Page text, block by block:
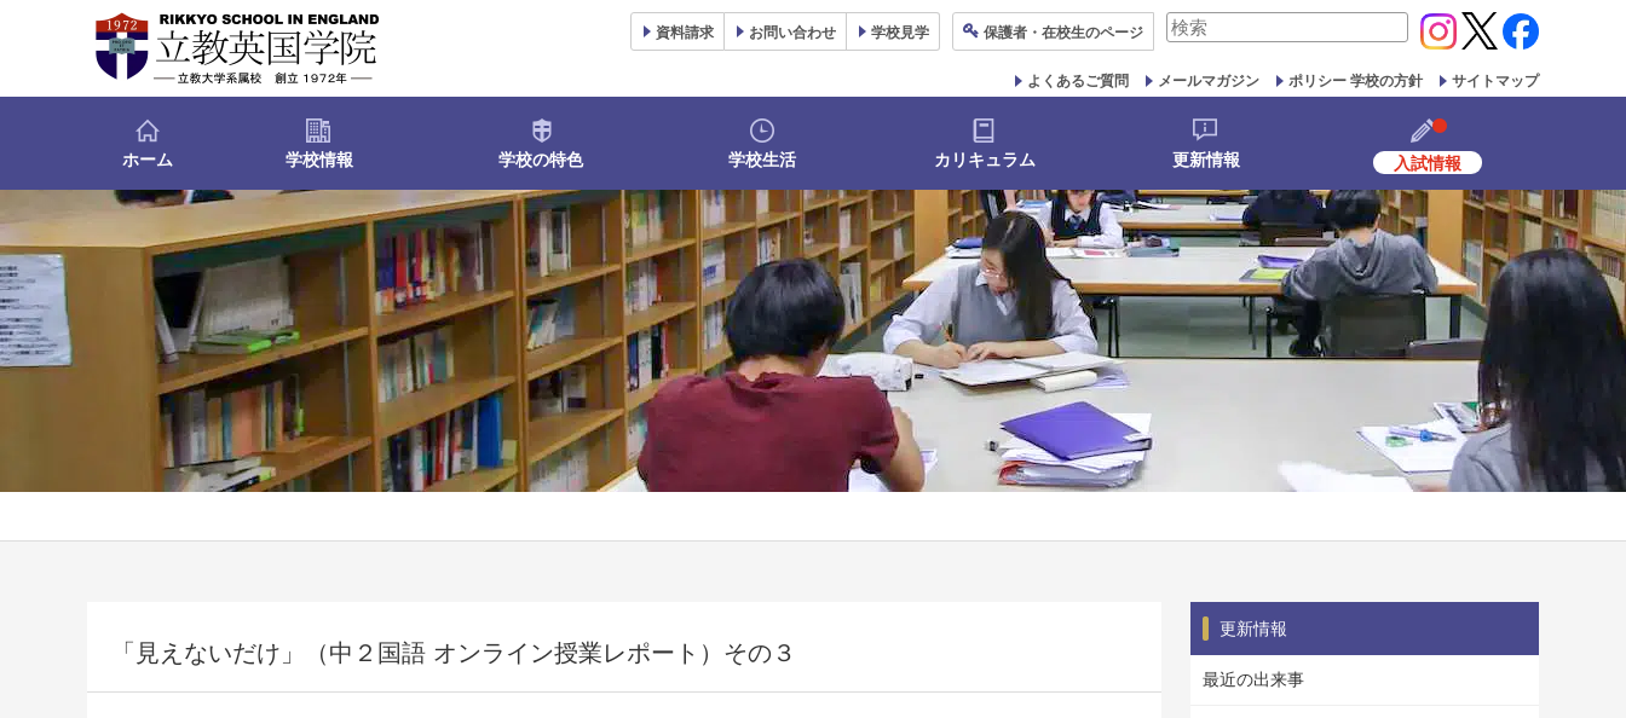
資料請求 お問い合わせ 学校見学 保護者 ・在校生のページ
検
対
象:
よくあるご質問 メールマガジン ポリシー 学校の方針 サイトマップ
ホーム 学校情報 学校の特色 学校生活 カリキュラム 更新情報 入試情報
「見えないだけ」（中２国語 オンライン授業レポート）その３
更新情報
最近の出来事